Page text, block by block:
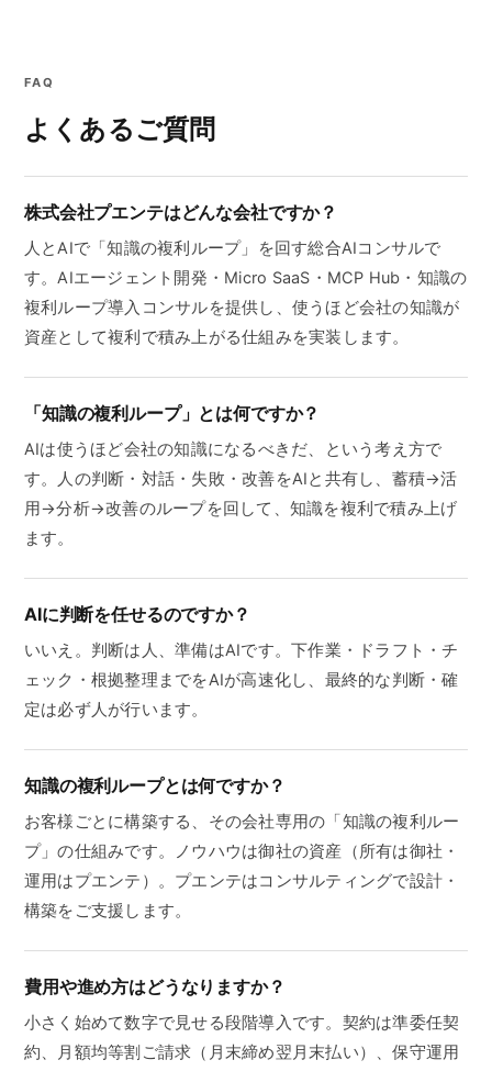
FAQ
よくあるご質問
株式会社プエンテはどんな会社ですか？
人とAIで「知識の複利ループ」を回す総合AIコンサルで
す。AIエージェント開発・Micro SaaS・MCP Hub・知識の
複利ループ導入コンサルを提供し、使うほど会社の知識が
資産として複利で積み上がる仕組みを実装します。
「知識の複利ループ」とは何ですか？
AIは使うほど会社の知識になるべきだ、という考え方で
す。人の判断・対話・失敗・改善をAIと共有し、蓄積→活
用→分析→改善のループを回して、知識を複利で積み上げ
ます。
AIに判断を任せるのですか？
いいえ。判断は人、準備はAIです。下作業・ドラフト・チ
ェック・根拠整理までをAIが高速化し、最終的な判断・確
定は必ず人が行います。
知識の複利ループとは何ですか？
お客様ごとに構築する、その会社専用の「知識の複利ルー
プ」の仕組みです。ノウハウは御社の資産（所有は御社・
運用はプエンテ）。プエンテはコンサルティングで設計・
構築をご支援します。
費用や進め方はどうなりますか？
小さく始めて数字で見せる段階導入です。契約は準委任契
約、月額均等割ご請求（月末締め翌月末払い）、保守運用